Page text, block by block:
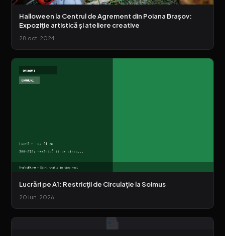
Halloween la Centrul de Agrement din Poiana Brașov:
Expoziție artistică și ateliere creative
28 oct. 2024
Lucrări pe A1: Restricții de Circulație la Soimus
20 iun. 2026